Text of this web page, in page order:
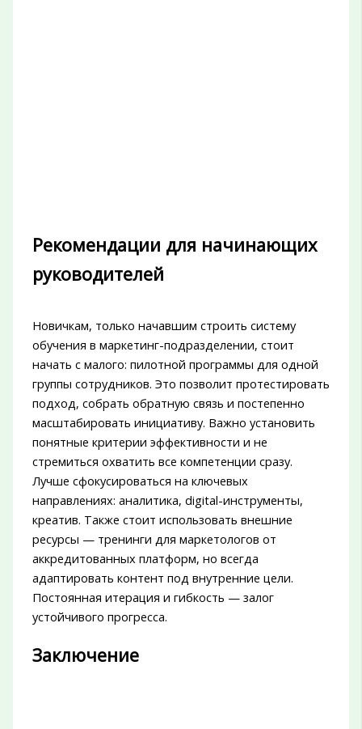
Рекомендации для начинающих
руководителей
Новичкам, только начавшим строить систему
обучения в маркетинг-подразделении, стоит
начать с малого: пилотной программы для одной
группы сотрудников. Это позволит протестировать
подход, собрать обратную связь и постепенно
масштабировать инициативу. Важно установить
понятные критерии эффективности и не
стремиться охватить все компетенции сразу.
Лучше сфокусироваться на ключевых
направлениях: аналитика, digital-инструменты,
креатив. Также стоит использовать внешние
ресурсы — тренинги для маркетологов от
аккредитованных платформ, но всегда
адаптировать контент под внутренние цели.
Постоянная итерация и гибкость — залог
устойчивого прогресса.
Заключение